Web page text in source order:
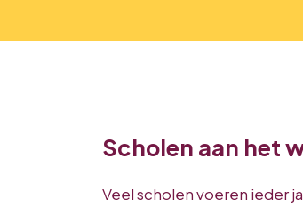
Scholen aan het
Veel scholen voeren ieder